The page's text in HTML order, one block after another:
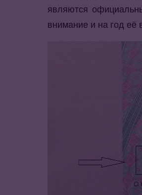
являются
внимание и на год её